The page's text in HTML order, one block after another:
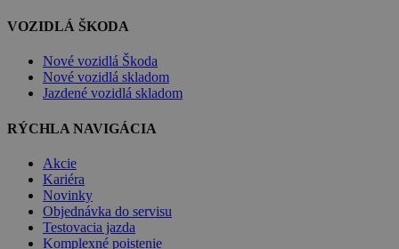
VOZIDLÁ ŠKODA
Nové vozidlá Škoda
Nové vozidlá skladom
Jazdené vozidlá skladom
RÝCHLA NAVIGÁCIA
Akcie
Kariéra
Novinky
Objednávka do servisu
Testovacia jazda
Komplexné poistenie